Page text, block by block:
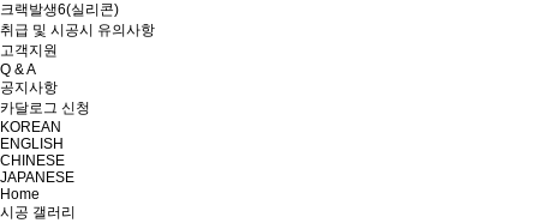
크랙발생6(실리콘)
취급 및 시공시 유의사항
고객지원
Q & A
공지사항
카달로그 신청
KOREAN
ENGLISH
CHINESE
JAPANESE
Home
시공 갤러리